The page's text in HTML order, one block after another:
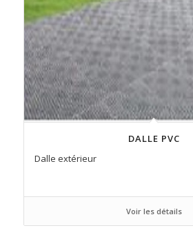
DALLE PVC
Dalle extérieur
Voir les détails